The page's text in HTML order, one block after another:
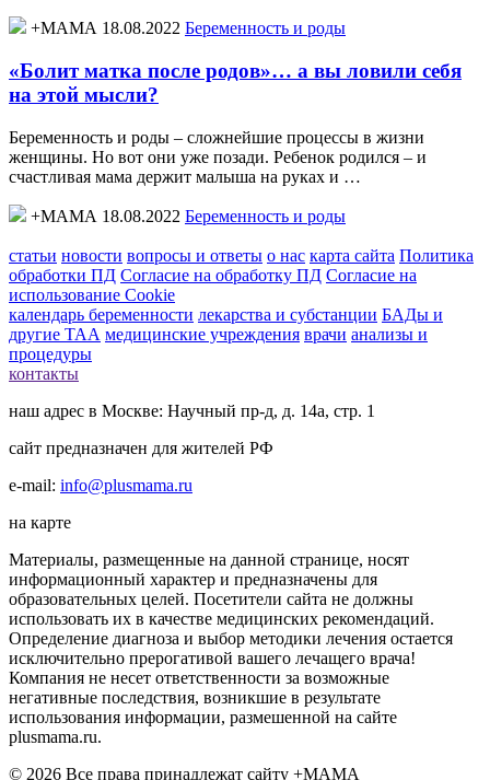
+МАМА 18.08.2022 Беременность и роды
«Болит матка после родов»… а вы ловили себя
на этой мысли?
Беременность и роды – сложнейшие процессы в жизни
женщины. Но вот они уже позади. Ребенок родился – и
счастливая мама держит малыша на руках и …
+МАМА 18.08.2022 Беременность и роды
статьи новости вопросы и ответы о нас карта сайта Политика
обработки ПД Согласие на обработку ПД Согласие на
использование Cookie
календарь беременности лекарства и субстанции БАДы и
другие ТАА медицинские учреждения врачи анализы и
процедуры
контакты
наш адрес в Москве: Научный пр-д, д. 14а, стр. 1
сайт предназначен для жителей РФ
e-mail: info@plusmama.ru
на карте
Материалы, размещенные на данной странице, носят
информационный характер и предназначены для
образовательных целей. Посетители сайта не должны
использовать их в качестве медицинских рекомендаций.
Определение диагноза и выбор методики лечения остается
исключительно прерогативой вашего лечащего врача!
Компания не несет ответственности за возможные
негативные последствия, возникшие в результате
использования информации, размешенной на сайте
plusmama.ru.
© 2026 Все права принадлежат сайту +МАМА